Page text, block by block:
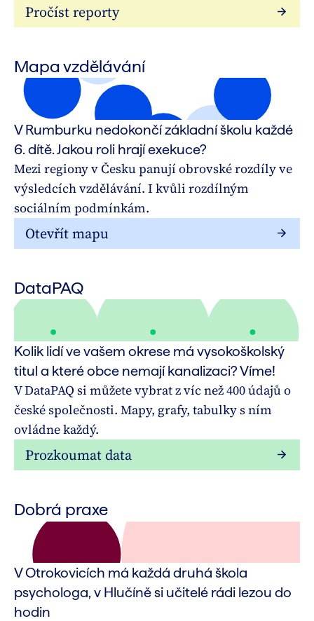
Pročíst reporty
Mapa vzdělávání
V Rumburku nedokončí základní školu každé
6. dítě. Jakou roli hrají exekuce?
Mezi regiony v Česku panují obrovské rozdíly ve
výsledcích vzdělávání. I kvůli rozdílným
sociálním podmínkám.
Otevřít mapu
DataPAQ
Kolik lidí ve vašem okrese má vysokoškolský
titul a které obce nemají kanalizaci? Víme!
V DataPAQ si můžete vybrat z víc než 400 údajů o
české společnosti. Mapy, grafy, tabulky s ním
ovládne každý.
Prozkoumat data
Dobrá praxe
V Otrokovicích má každá druhá škola
psychologa, v Hlučíně si učitelé rádi lezou do
hodin